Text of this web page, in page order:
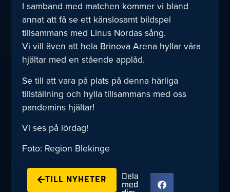
I samband med matchen kommer vi bland
annat att få se ett känslosamt bildspel
tillsammans med Linus Nordas sång.
Vi vill även att hela Brinova Arena hyllar våra
hjältar med en stående applåd.
Se till att vara på plats på denna härliga
tillställning och hylla tillsammans med oss
pandemins hjältar!
Vi ses på lördag!
Foto: Region Blekinge
TILL NYHETER Dela
med